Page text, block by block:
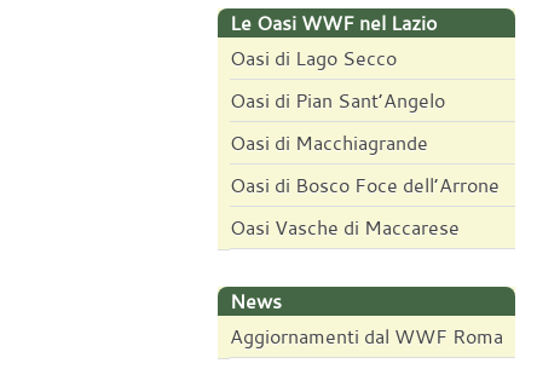
Le Oasi WWF nel Lazio
Oasi di Lago Secco
Oasi di Pian Sant’Angelo
Oasi di Macchiagrande
Oasi di Bosco Foce dell’Arrone
Oasi Vasche di Maccarese
News
Aggiornamenti dal WWF Roma